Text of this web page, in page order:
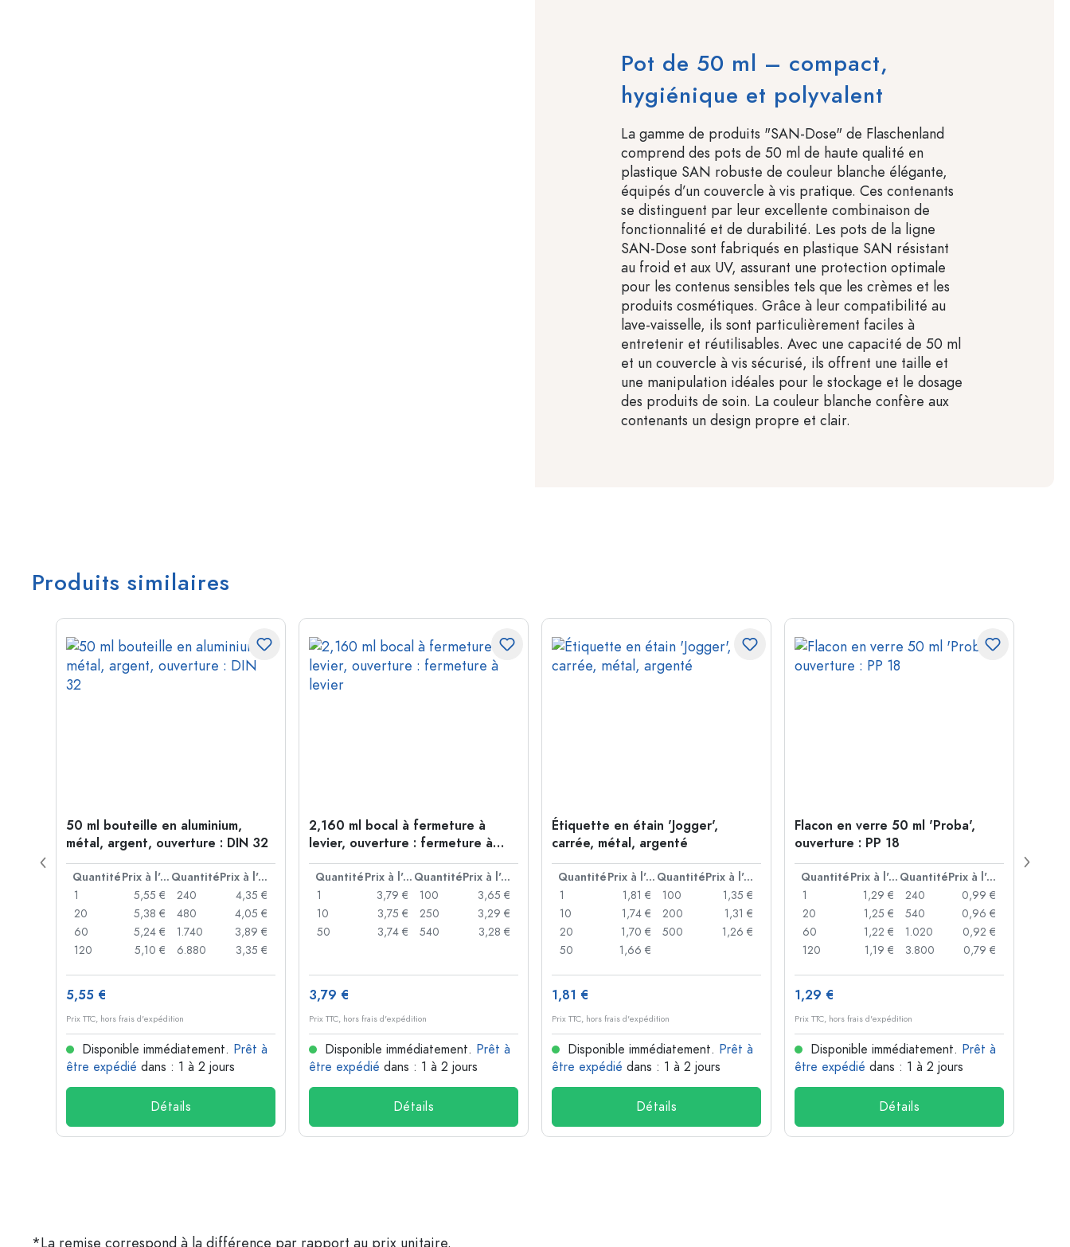
Pot de 50 ml – compact,
hygiénique et polyvalent
La gamme de produits "SAN-Dose" de Flaschenland
comprend des pots de 50 ml de haute qualité en
plastique SAN robuste de couleur blanche élégante,
équipés d’un couvercle à vis pratique. Ces contenants
se distinguent par leur excellente combinaison de
fonctionnalité et de durabilité. Les pots de la ligne
SAN-Dose sont fabriqués en plastique SAN résistant
au froid et aux UV, assurant une protection optimale
pour les contenus sensibles tels que les crèmes et les
produits cosmétiques. Grâce à leur compatibilité au
lave-vaisselle, ils sont particulièrement faciles à
entretenir et réutilisables. Avec une capacité de 50 ml
et un couvercle à vis sécurisé, ils offrent une taille et
une manipulation idéales pour le stockage et le dosage
des produits de soin. La couleur blanche confère aux
contenants un design propre et clair.
Produits similaires
50 ml bouteille en aluminium,
métal, argent, ouverture : DIN 32
Quantité Prix à l'unité Quantité
Prix à l'unité
1
5,55 €
20
5,38 €
60
5,24 €
120
5,10 €
240
4,35 €
480
4,05 €
1.740
3,89 €
6.880
3,35 €
5,55 €
Prix TTC, hors frais d'expédition
Disponible immédiatement. Prêt à
être expédié dans : 1 à 2 jours
Détails
2,160 ml bocal à fermeture à
levier, ouverture : fermeture à
levier
Quantité Prix à l'unité Quantité
Prix à l'unité
1
3,79 €
10
3,75 €
50
3,74 €
100
3,65 €
250
3,29 €
540
3,28 €
3,79 €
Prix TTC, hors frais d'expédition
Disponible immédiatement. Prêt à
être expédié dans : 1 à 2 jours
Détails
Étiquette en étain 'Jogger',
carrée, métal, argenté
Quantité Prix à l'unité Quantité
Prix à l'unité
1
1,81 €
10
1,74 €
20
1,70 €
50
1,66 €
100
1,35 €
200
1,31 €
500
1,26 €
1,81 €
Prix TTC, hors frais d'expédition
Disponible immédiatement. Prêt à
être expédié dans : 1 à 2 jours
Détails
Flacon en verre 50 ml 'Proba',
ouverture : PP 18
Quantité Prix à l'unité Quantité
Prix à l'unité
1
1,29 €
20
1,25 €
60
1,22 €
120
1,19 €
240
0,99 €
540
0,96 €
1.020
0,92 €
3.800
0,79 €
1,29 €
Prix TTC, hors frais d'expédition
Disponible immédiatement. Prêt à
être expédié dans : 1 à 2 jours
Détails
*La remise correspond à la différence par rapport au prix unitaire.